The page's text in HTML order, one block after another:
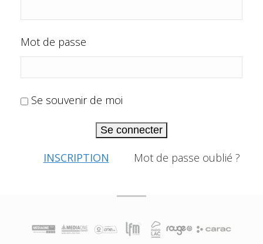
Mot de passe
Se souvenir de moi
Se connecter
INSCRIPTION Mot de passe oublié ?